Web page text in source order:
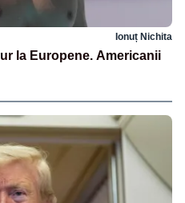
Ionuț Nichita
la Europene. Americanii